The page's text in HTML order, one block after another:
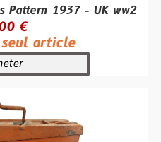
Pattern 1937 - UK ww2
€
article